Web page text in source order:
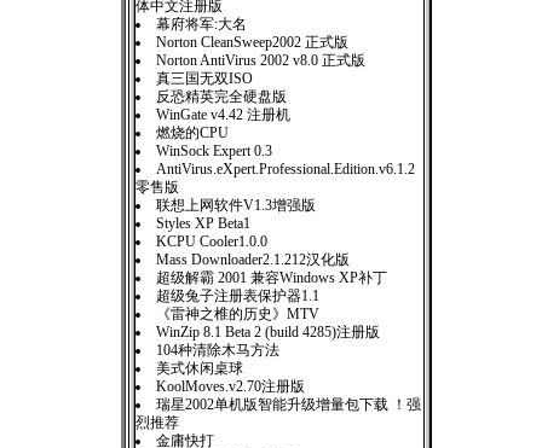
体中文注册版
幕府将军:大名
Norton CleanSweep2002 正式版
Norton AntiVirus 2002 v8.0 正式版
真三国无双ISO
反恐精英完全硬盘版
WinGate v4.42 注册机
燃烧的CPU
WinSock Expert 0.3
AntiVirus.eXpert.Professional.Edition.v6.1.2
零售版
联想上网软件V1.3增强版
Styles XP Beta1
KCPU Cooler1.0.0
Mass Downloader2.1.212汉化版
超级解霸 2001 兼容Windows XP补丁
超级兔子注册表保护器1.1
《雷神之椎的历史》MTV
WinZip 8.1 Beta 2 (build 4285)注册版
104种清除木马方法
美式休闲桌球
KoolMoves.v2.70注册版
瑞星2002单机版智能升级增量包下载 ！强
烈推荐
金庸快打